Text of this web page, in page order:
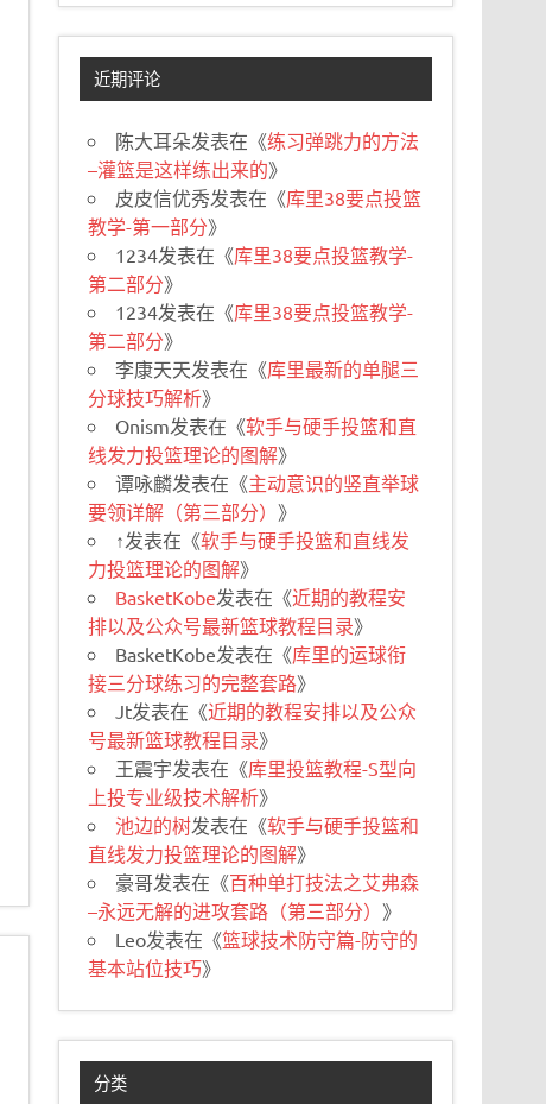
近期评论
陈大耳朵发表在《练习弹跳力的方法
–灌篮是这样练出来的》
皮皮信优秀发表在《库里38要点投篮
教学-第一部分》
1234发表在《库里38要点投篮教学-
第二部分》
1234发表在《库里38要点投篮教学-
第二部分》
李康天天发表在《库里最新的单腿三
分球技巧解析》
Onism发表在《软手与硬手投篮和直
线发力投篮理论的图解》
谭咏麟发表在《主动意识的竖直举球
要领详解（第三部分）》
↑发表在《软手与硬手投篮和直线发
力投篮理论的图解》
BasketKobe发表在《近期的教程安
排以及公众号最新篮球教程目录》
BasketKobe发表在《库里的运球衔
接三分球练习的完整套路》
Jt发表在《近期的教程安排以及公众
号最新篮球教程目录》
王震宇发表在《库里投篮教程-S型向
上投专业级技术解析》
池边的树发表在《软手与硬手投篮和
直线发力投篮理论的图解》
豪哥发表在《百种单打技法之艾弗森
–永远无解的进攻套路（第三部分）》
Leo发表在《篮球技术防守篇-防守的
基本站位技巧》
分类